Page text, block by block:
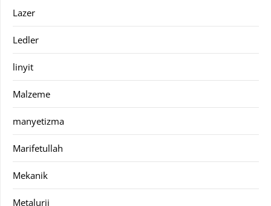
Lazer
Ledler
linyit
Malzeme
manyetizma
Marifetullah
Mekanik
Metalurji